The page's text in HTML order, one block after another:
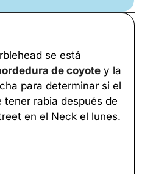
se está
de coyote y la
para determinar si el
tener rabia después de
en el Neck el lunes.